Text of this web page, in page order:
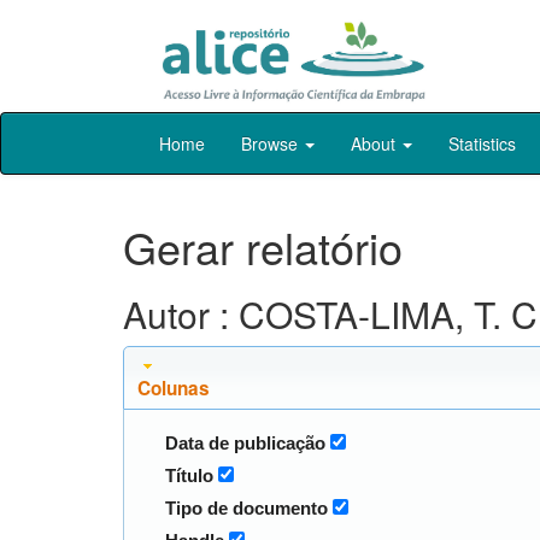
Skip
Home Browse About Statistics
Gerar relatório
Autor : COSTA-LIMA, T.
Colunas
Data de publicação
Título
Tipo de documento